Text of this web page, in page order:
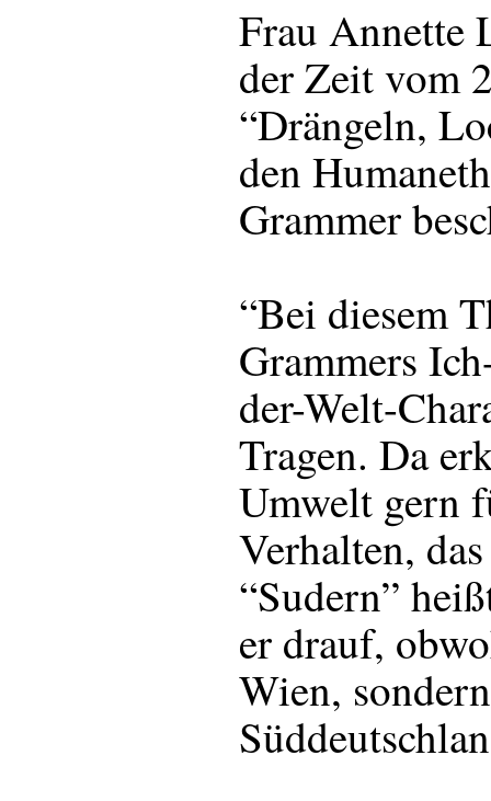
Frau Annette
der Zeit vom
“Drängeln,
den
Grammer
“Bei diesem
Grammers
der-Welt-
Tragen. Da
Umwelt gern
Verhalten,
“Sudern”
er drauf,
Wien,